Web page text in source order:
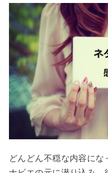
どんどん不穏な内容に